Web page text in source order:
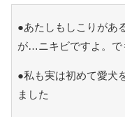
●あたしもしこりがあ
が…ニキビですよ。で
●私も実は初めて愛犬
ました